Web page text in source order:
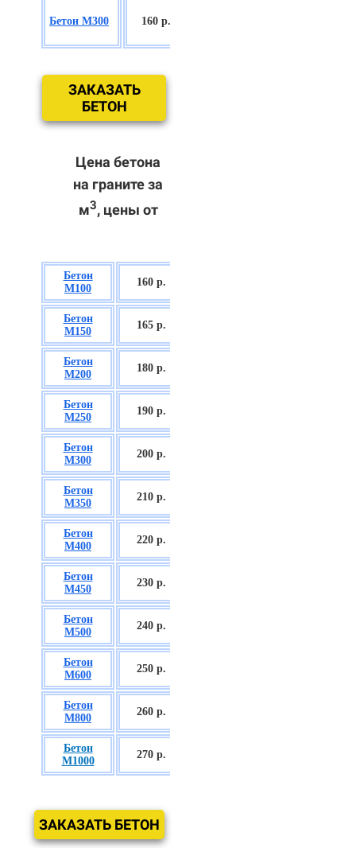
Бетон М300 160 р.
ЗАКАЗАТЬ
БЕТОН
Цена бетона
на граните за
м3, цены от
Бетон
М100
160 р.
Бетон
М150
165 р.
Бетон
М200
180 р.
Бетон
М250
190 р.
Бетон
М300
200 р.
Бетон
М350
210 р.
Бетон
М400
220 р.
Бетон
М450
230 р.
Бетон
М500
240 р.
Бетон
М600
250 р.
Бетон
М800
260 р.
Бетон
М1000
270 р.
ЗАКАЗАТЬ БЕТОН